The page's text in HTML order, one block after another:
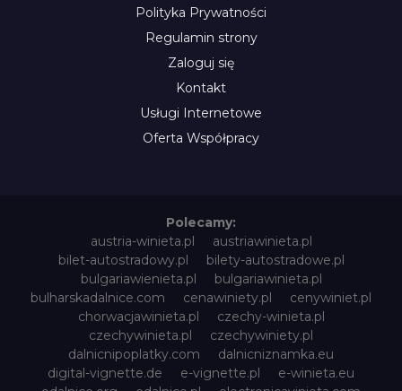
Polityka Prywatności
Regulamin strony
Zaloguj się
Kontakt
Usługi Internetowe
Oferta Współpracy
Polecamy:
austria-winieta.pl
austriawinieta.pl
bilet-autostradowy.pl
bilety-autostradowe.pl
bulgariawienieta.pl
bulgariawinieta.pl
bulharskadalnice.com
cenawiniety.pl
cenywiniet.pl
chorwacjawinieta.pl
czechy-winieta.pl
czechywinieta.pl
czechywiniety.pl
dalnicnipoplatky.com
dalnicniznamka.eu
digital-vignette.de
e-vignette.pl
e-winieta.eu